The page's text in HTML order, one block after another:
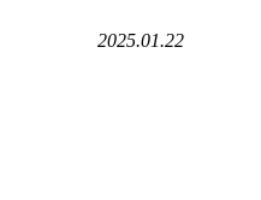
2025.01.22